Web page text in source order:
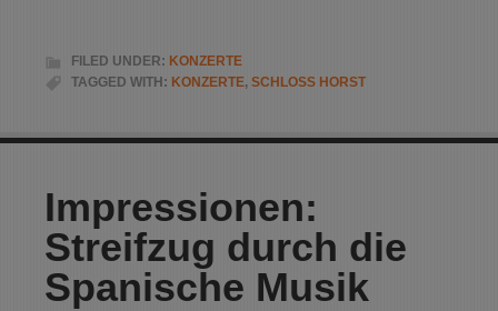
FILED UNDER: KONZERTE
TAGGED WITH: KONZERTE, SCHLOSS HORST
Impressionen:
Streifzug durch die
Spanische Musik